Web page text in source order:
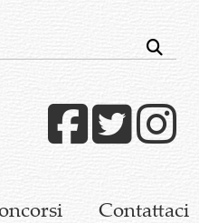
Facebook
Twitter
Contattaci